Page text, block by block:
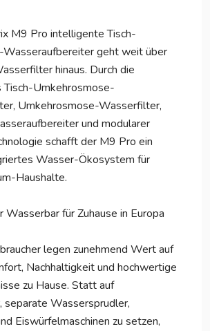
M9 Pro intelligente Tisch-
Wasseraufbereiter geht weit über
hinaus. Durch die
Tisch-Umkehrosmose-
Umkehrosmose-Wasserfilter,
und modularer
schafft der M9 Pro ein
Wasser-Ökosystem für
Haushalte.
für Zuhause in Europa
legen zunehmend Wert auf
Nachhaltigkeit und hochwertige
zu Hause. Statt auf
separate Wassersprudler,
Eiswürfelmaschinen zu setzen,